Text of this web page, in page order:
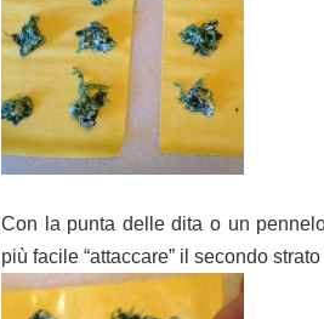
Con la punta delle dita o un
più facile “attaccare” il secondo